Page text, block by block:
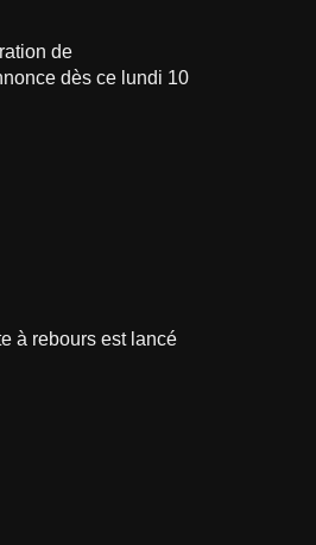
de
dès ce lundi 10
à rebours est lancé